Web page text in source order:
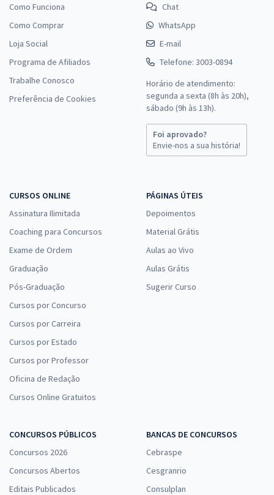
Como Funciona
Como Comprar
Loja Social
Programa de Afiliados
Trabalhe Conosco
Preferência de Cookies
Chat
WhatsApp
E-mail
Telefone: 3003-0894
Horário de atendimento:
segunda a sexta (8h às 20h),
sábado (9h às 13h).
Foi aprovado?
Envie-nos a sua história!
CURSOS ONLINE
Assinatura Ilimitada
Coaching para Concursos
Exame de Ordem
Graduação
Pós-Graduação
Cursos por Concurso
Cursos por Carreira
Cursos por Estado
Cursos por Professor
Oficina de Redação
Cursos Online Gratuitos
PÁGINAS ÚTEIS
Depoimentos
Material Grátis
Aulas ao Vivo
Aulas Grátis
Sugerir Curso
CONCURSOS PÚBLICOS
Concursos 2026
Concursos Abertos
Editais Publicados
BANCAS DE CONCURSOS
Cebraspe
Cesgranrio
Consulplan